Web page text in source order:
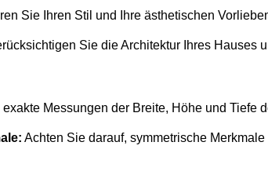
Sie Ihren Stil und Ihre ästhetischen
Sie die Architektur Ihres Hauses
Messungen der Breite, Höhe und Tiefe
Achten Sie darauf, symmetrische